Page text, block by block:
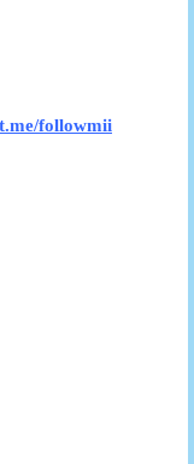
followmii